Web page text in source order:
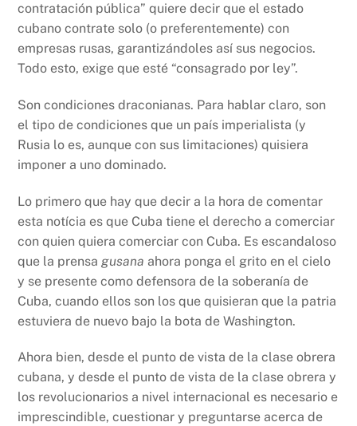
contratación pública” quiere decir que el estado
cubano contrate solo (o preferentemente) con
empresas rusas, garantizándoles así sus negocios.
Todo esto, exige que esté “consagrado por ley”.
Son condiciones draconianas. Para hablar claro, son
el tipo de condiciones que un país imperialista (y
Rusia lo es, aunque con sus limitaciones) quisiera
imponer a uno dominado.
Lo primero que hay que decir a la hora de comentar
esta notícia es que Cuba tiene el derecho a comerciar
con quien quiera comerciar con Cuba. Es escandaloso
que la prensa gusana ahora ponga el grito en el cielo
y se presente como defensora de la soberanía de
Cuba, cuando ellos son los que quisieran que la patria
estuviera de nuevo bajo la bota de Washington.
Ahora bien, desde el punto de vista de la clase obrera
cubana, y desde el punto de vista de la clase obrera y
los revolucionarios a nivel internacional es necesario e
imprescindible, cuestionar y preguntarse acerca de